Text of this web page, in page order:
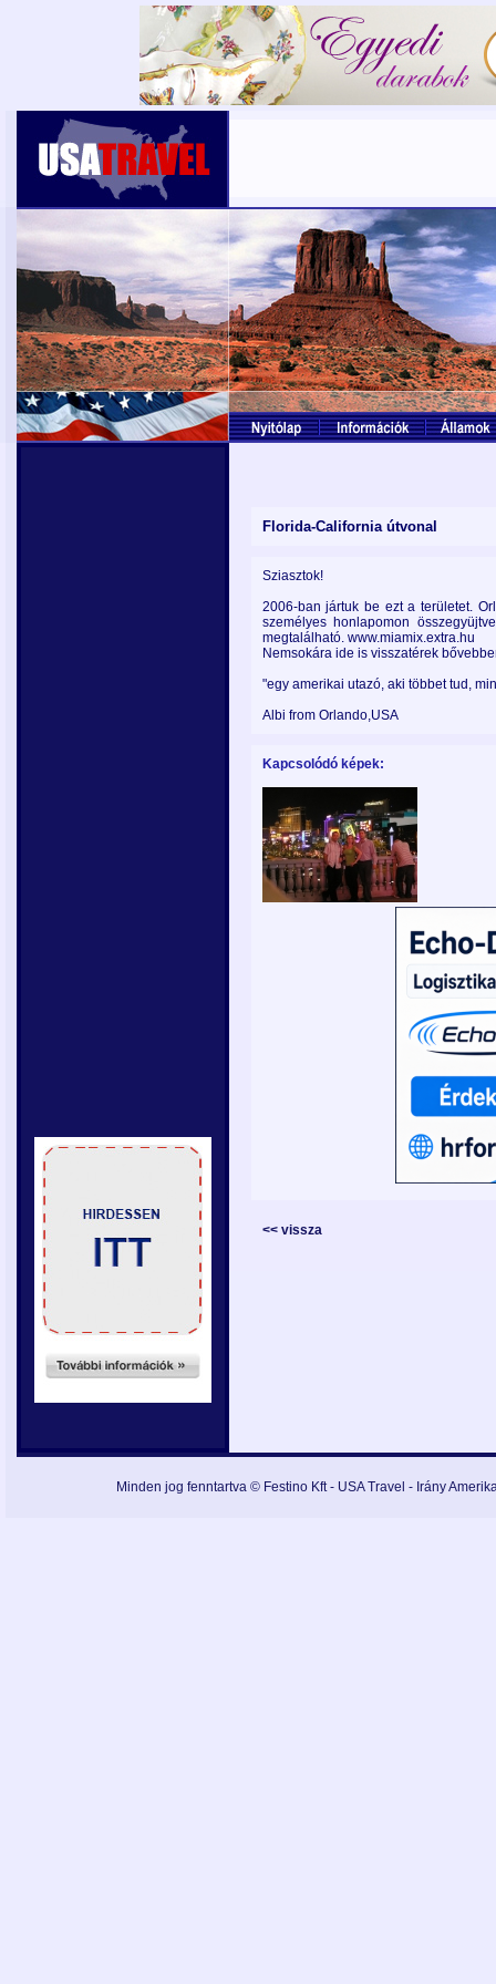
Florida-California útvonal
Sziasztok!
2006-ban jártuk be ezt a területet.
személyes honlapomon
megtalálható. www.miamix.extra.hu
Nemsokára ide is visszatérek
"egy amerikai utazó, aki többet tud,
Albi from Orlando,USA
Kapcsolódó képek:
<< vissza
Minden jog fenntartva © Festino Kft - USA Travel - Irány